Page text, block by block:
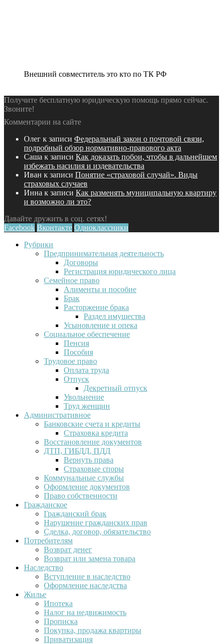
Внешний совместитель это кто по ТК РФ
Получите бесплатную юридическую помощь прямо сейчас.
Звоните!
Комментарии на сайте
Олег к записи Федеральный закон о почтовой связи,
подробный обзор нормативно-правового акта
Саша к записи Как доказать побои, чтобы в дальнейшем
избежать насилия и издевательства
Иван к записи Понятие «страховой случай». Виды
страховых случаев
Инна к записи Как разменять муниципальную квартиру
и возможно ли это?
Давайте дружить в соц. сетях!
Facebook Вконтакте Одноклассники
Рубрики
Предпринимательная деятельность
Договоры
Регистрация юридического лица
Семейное право
Алименты и пособие
Брак
Расторжение брака
Раздел имущества
Усыновление и опека
Социальное обеспечение
Пенсия
Пособия
Трудовое право
Оплата труда
Отпуск
Декретный отпуск
Увольнение
Труд женщин
Административное
Банковские счета и кредиты
Страховка кредита
Восстановление документов
ДТП, ГИБДД, ПДД
Вернуть права
Страховые споры
Коммунальные службы
Оформление документов
Право собственности
Гражданское
Гражданский брак
Нарушение гражданских прав
Сделка, договор, обязательство
Потребителям
Возврат денег
Возврат или замена товара
Наследство
Вступление в наследство
Оформление наследства
Жилье
Ипотека
Налог на недвижимость
Прописка
Покупка, продажа квартиры
Приватизация